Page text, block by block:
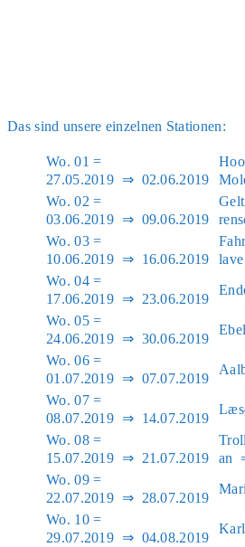
Das sind unse­re ein­zel­nen Sta­tio­nen:
Wo. 01 =
27.05.2019 ⇒ 02.06.2019
Wo. 02 =
03.06.2019 ⇒ 09.06.2019
Wo. 03 =
10.06.2019 ⇒ 16.06.2019
la­ve
Wo. 04 =
17.06.2019 ⇒ 23.06.2019
Wo. 05 =
24.06.2019 ⇒ 30.06.2019
Wo. 06 =
01.07.2019 ⇒ 07.07.2019
Wo. 07 =
08.07.2019 ⇒ 14.07.2019
Wo. 08 =
15.07.2019 ⇒ 21.07.2019
an
Wo. 09 =
22.07.2019 ⇒ 28.07.2019
Wo. 10 =
29.07.2019 ⇒ 04.08.2019